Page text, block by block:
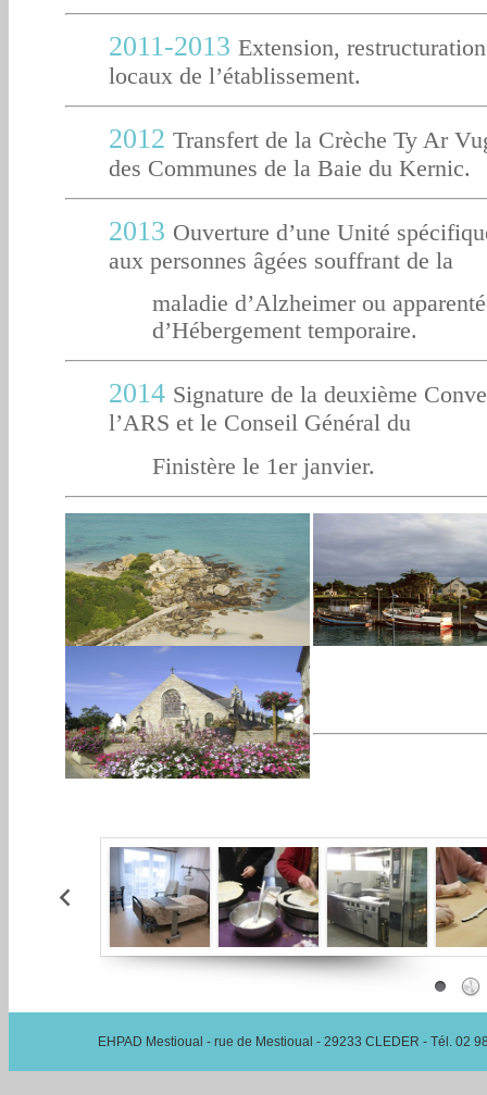
2011-2013 Extension,
locaux de l’établissement.
2012 Transfert de la Crèche Ty Ar
des Communes de la Baie du Kernic.
2013 Ouverture d’une Unité
aux personnes âgées souffrant de la
maladie d’Alzheimer ou
d’Hébergement temporaire.
2014 Signature de la deuxième
l’ARS et le Conseil Général du
Finistère le 1er janvier.
EHPAD Mestioual - rue de Mestioual - 29233 CLEDER - Tél. 02